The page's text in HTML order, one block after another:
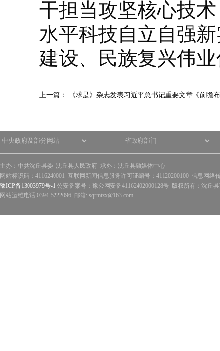
干担当攻坚核心技
水平科技自立自强
建设、民族复兴伟
上一篇： 《求是》杂志发表习近平总书记重要文章《前瞻
主办：中共沈丘县委 沈丘县人民政府 承办：沈丘县融媒体中心
网站标识码：4116240001 互联网新闻信息服务许可证编号：41120200100 信息网络
豫ICP备13003979号-1 公安备案号：豫公网安备41162402000128号 版权所有：沈丘
网站运维电话 0394-5222096 邮箱: sqrmtzx@163.com